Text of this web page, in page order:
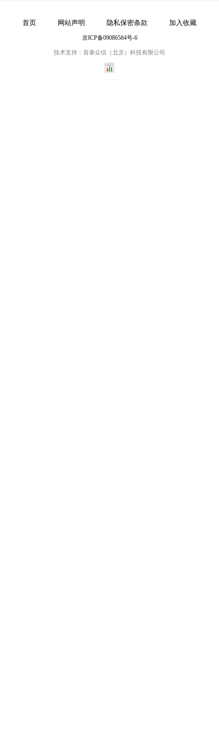
首页 网站声明 隐私保密条款 加入收藏
京ICP备09086584号-6
技术支持：首泰众信（北京）科技有限公司